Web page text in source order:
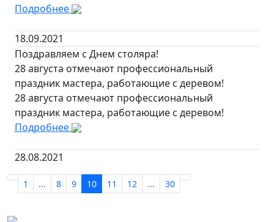
Подробнее
18.09.2021
Поздравляем с Днем столяра!
28 августа отмечают профессиональный
праздник мастера, работающие с деревом!
28 августа отмечают профессиональный
праздник мастера, работающие с деревом!
Подробнее
28.08.2021
1 ... 8 9 10 11 12 ... 30